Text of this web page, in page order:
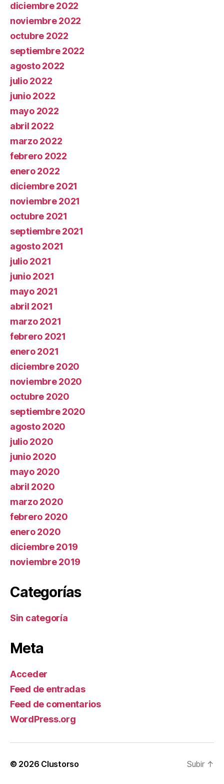
diciembre 2022
noviembre 2022
octubre 2022
septiembre 2022
agosto 2022
julio 2022
junio 2022
mayo 2022
abril 2022
marzo 2022
febrero 2022
enero 2022
diciembre 2021
noviembre 2021
octubre 2021
septiembre 2021
agosto 2021
julio 2021
junio 2021
mayo 2021
abril 2021
marzo 2021
febrero 2021
enero 2021
diciembre 2020
noviembre 2020
octubre 2020
septiembre 2020
agosto 2020
julio 2020
junio 2020
mayo 2020
abril 2020
marzo 2020
febrero 2020
enero 2020
diciembre 2019
noviembre 2019
Categorías
Sin categoría
Meta
Acceder
Feed de entradas
Feed de comentarios
WordPress.org
© 2026 Clustorso Subir ↑